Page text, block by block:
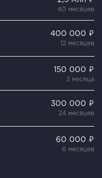
40 месяцев
400 000 ₽
12 месяцев
150 000 ₽
2 месяца
300 000 ₽
24 месяцев
60 000 ₽
6 месяцев